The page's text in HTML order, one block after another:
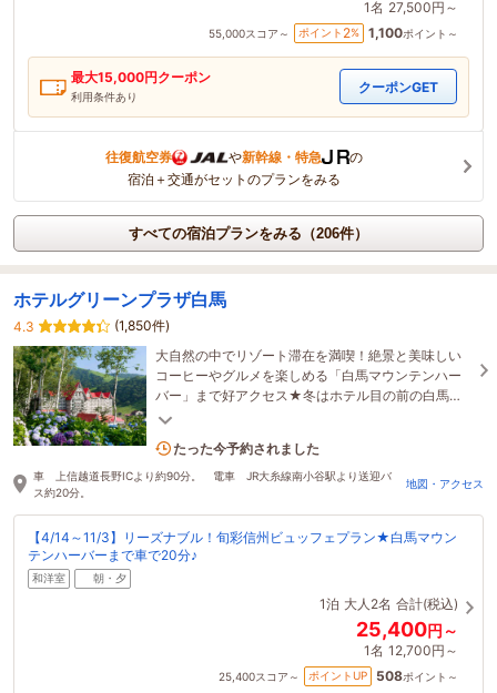
1名 27,500円～
55,000スコア～ ポイント 2% 1,100ポイント～
最大15,000円クーポン
利用条件あり
クーポンGET
往復航空券 や新幹線・特急
の
宿泊＋交通がセットのプランをみる
すべての宿泊プランをみる（206件）
ホテルグリーンプラザ白馬
4.3
(1,850件)
大自然の中でリゾート滞在を満喫！絶景と美味しい
コーヒーやグルメを楽しめる「白馬マウンテンハー
バー」まで好アクセス★冬はホテル目の前の白馬コ
ルチナスキー場でスキー＆スノーボードを♪
4名がこの宿を見ています
たった今予約されました
車 上信越道長野ICより約90分。 電車 JR大糸線南小谷駅より送迎バ
ス約20分。
地図・アクセス
【4/14～11/3】リーズナブル！旬彩信州ビュッフェプラン★白馬マウン
テンハーバーまで車で20分♪
和洋室 朝・夕
1泊 大人2名 合計(税込)
25,400円～
1名 12,700円～
25,400スコア～ ポイントUP 508ポイント～